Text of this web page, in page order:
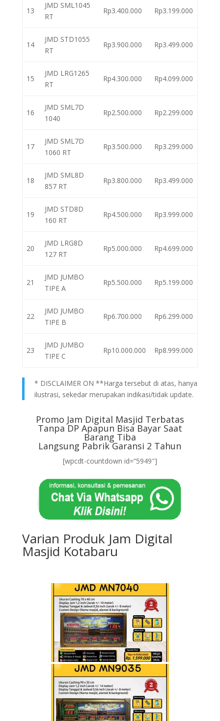
13
JMD SML1045
RT
Rp3.400.000 Rp3.199.000
14
JMD STD1055
RT
Rp3.900.000 Rp3.499.000
15
JMD LRG1265
RT
Rp4.300.000 Rp4.099.000
16
JMD SML7D
1040
Rp2.500.000 Rp2.299.000
17
JMD SML7D
1060 RT
Rp3.500.000 Rp3.299.000
18
JMD SML8D
857 RT
Rp3.800.000 Rp3.499.000
19
JMD STD8D
160 RT
Rp4.500.000 Rp3.999.000
20
JMD LRG8D
127 RT
Rp5.000.000 Rp4.699.000
21
JMD JUMBO
TIPE A
Rp5.500.000 Rp5.199.000
22
JMD JUMBO
TIPE B
Rp6.700.000 Rp6.299.000
23
JMD JUMBO
TIPE C
Rp10.000.000 Rp8.999.000
* DISCLAIMER ON **Harga tersebut di atas, hanya
ilustrasi, sekedar merupakan indikasi/tidak update.
Promo Jam Digital Masjid Terbatas
Tanpa DP Apapun Bisa Bayar Saat
Barang Tiba
Langsung Pabrik Garansi 2 Tahun
[wpcdt-countdown id=”5949″]
Varian Produk Jam Digital
Masjid Kotabaru